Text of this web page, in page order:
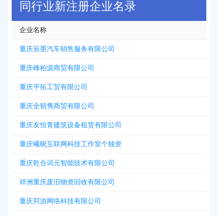
同行业新注册企业名录
企业名称
重庆辰墨汽车销售服务有限公司
重庆峰柏源商贸有限公司
重庆平拓工贸有限公司
重庆全韧隽商贸有限公司
重庆友恒青建筑设备租赁有限公司
重庆曦晓互联网科技工作室个独资
重庆乾合词元智能技术有限公司
祥洲重庆废旧物资回收有限公司
重庆邦游网络科技有限公司